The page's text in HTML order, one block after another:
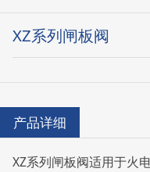
XZ系列闸板阀
产品详细
XZ系列闸板阀适用于火